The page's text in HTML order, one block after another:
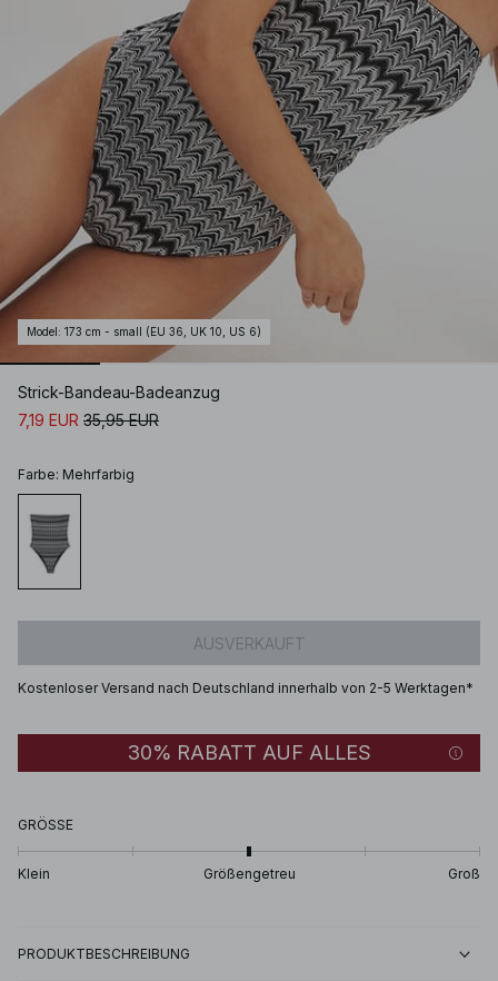
Model : 173 cm - small (EU 36, UK 10, US 6)
Strick-Bandeau-Badeanzug
7,19 EUR 35,95 EUR
Farbe: Mehrfarbig
AUSVERKAUFT
Kostenloser Versand nach Deutschland innerhalb von 2-5 Werktagen*
30% RABATT AUF ALLES
GRÖSSE
Klein Größengetreu Groß
PRODUKTBESCHREIBUNG